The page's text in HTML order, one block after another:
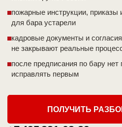
пожарные инструкции, приказы
для бара устарели
кадровые документы и
не закрывают реальные
после предписания по бару нет
исправлять первым
ПОЛУЧИТЬ